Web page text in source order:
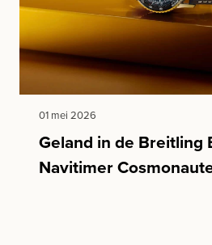
01 mei 2026
Geland in de Breitling
Navitimer